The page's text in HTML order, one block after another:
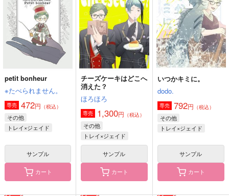
1,300 （税込）
トレイ×ジェイド
サンプル
作品詳細
792円（税込）
トレイ×ジェイド
サンプル
作品詳細
plan-A
1,572円（税込）
トレイ×ジェイド
サンプル
作品詳細
petit bonheur
※たべられません。
専売 472円 （税込）
その他
トレイ×ジェイド
サンプル
カート
チーズケーキはどこへ
消えた？
ほろほろ
専売 1,300円 （税込）
その他
トレイ×ジェイド
サンプル
カート
いつかキミに。
dodo.
専売 792円 （税込）
その他
トレイ×ジェイド
サンプル
カート